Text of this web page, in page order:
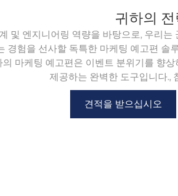
귀하의
및 엔지니어링 역량을 바탕으로, 우리는
경험을 선사할 독특한 마케팅 예고편 솔
의 마케팅 예고편은 이벤트 분위기를 향
제공하는 완벽한 도구입니다.,
견적을 받으십시오